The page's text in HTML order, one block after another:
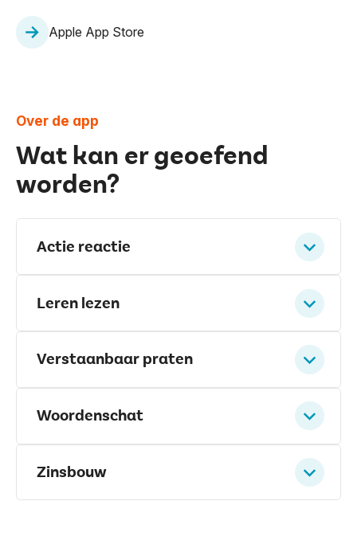
Apple App Store
Over de app
Wat kan er geoefend
worden?
Actie reactie
Leren lezen
Verstaanbaar praten
Woordenschat
Zinsbouw